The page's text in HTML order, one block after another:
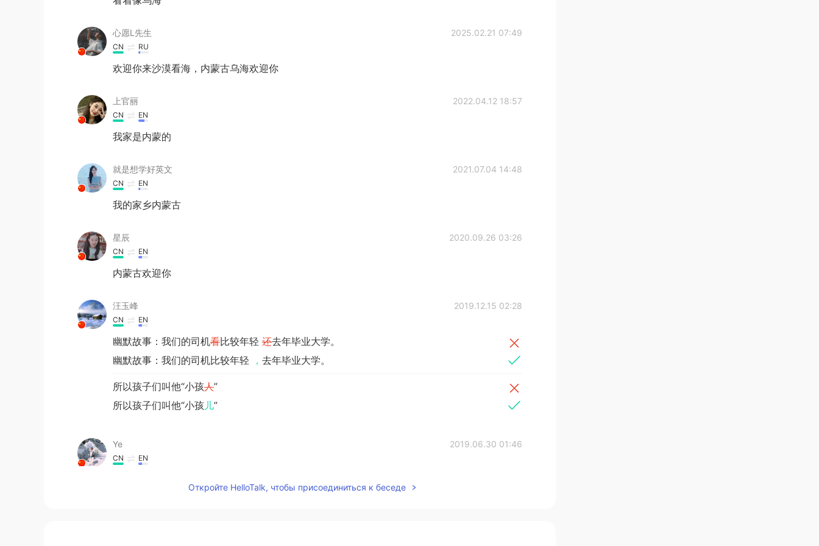
心愿L先生 2025.02.21 07:49
CN RU
欢迎你来沙漠看海，内蒙古乌海欢迎你
上官丽 2022.04.12 18:57
CN EN
我家是内蒙的
就是想学好英文 2021.07.04 14:48
CN EN
我的家乡内蒙古
星辰 2020.09.26 03:26
CN EN
内蒙古欢迎你
汪玉峰 2019.12.15 02:28
CN EN
幽默故事：我们的司机看比较年轻 还去年毕业大学。
幽默故事：我们的司机比较年轻
， 去年毕业大学。
所以孩子们叫他“小孩人”
所以孩子们叫他“小孩 儿”
Ye 2019.06.30 01:46
CN EN
Откройте HelloTalk, чтобы присоединиться к беседе